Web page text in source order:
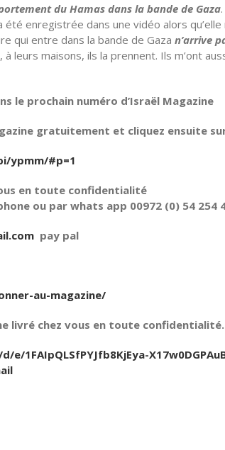
du Hamas dans la bande de Gaza
enregistrée dans une vidéo alors
qui entre dans la bande de Gaza n’arrive
à leurs maisons, ils la prennent. Ils m’ont
le prochain numéro d’Israël Magazine
gratuitement et cliquez ensuite
ypmm/#p=1
en toute confidentialité
ou par whats app 00972 (0) 54 254
pay pal
au-magazine/
livré chez vous en toute
1FAIpQLSfPYJfb8KjEya-